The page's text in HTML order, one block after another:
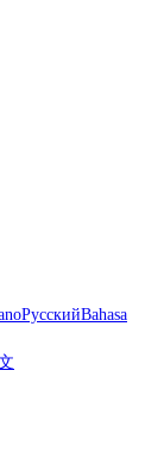
РусскийBahasa